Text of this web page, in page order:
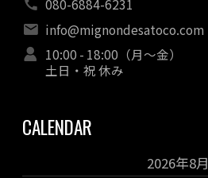
080-6884-6231
info@mignondesatoco.com
10:00 - 18:00（月～金）
土日・祝 休み
CALENDAR
2026年8月